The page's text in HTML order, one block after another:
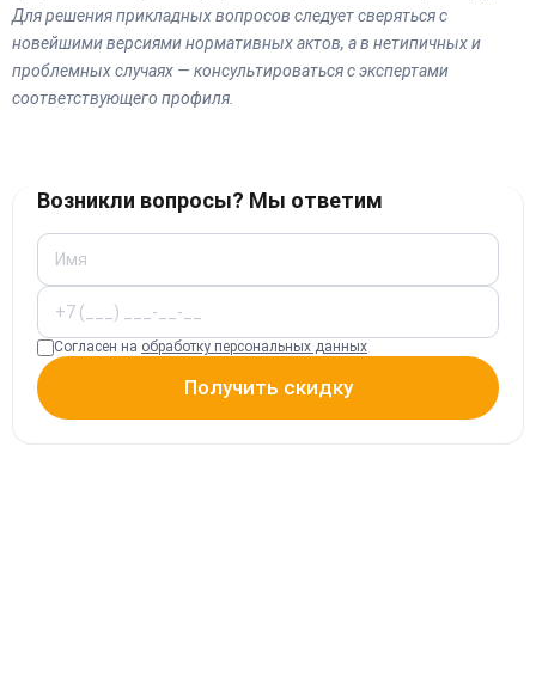
Для решения прикладных вопросов следует сверяться с
новейшими версиями нормативных актов, а в нетипичных и
проблемных случаях — консультироваться с экспертами
соответствующего профиля.
Возникли вопросы? Мы ответим
Согласен на обработку персональных данных
Получить скидку